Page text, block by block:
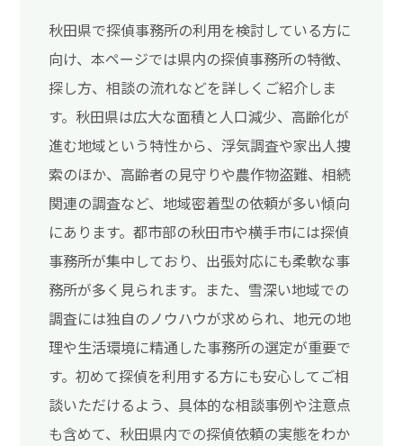
秋田県で探偵事務所の利用を検討している方に
向け、本ページでは県内の探偵事務所の特徴、
探し方、相談の流れなどを詳しくご紹介しま
す。秋田県は広大な面積と人口減少、高齢化が
進む地域という特性から、浮気調査や家出人捜
索のほか、高齢者の見守りや農作物盗難、相続
関連の調査など、地域密着型の依頼が多い傾向
にあります。都市部の秋田市や横手市には探偵
事務所が集中しており、出張対応にも柔軟な事
務所が多く見られます。また、雪深い地域での
調査には独自のノウハウが求められ、地元の地
理や生活環境に精通した事務所の選定が重要で
す。初めて探偵を利用する方にも安心してご相
談いただけるよう、具体的な相談事例や注意点
も含めて、秋田県内での探偵依頼の実態をわか